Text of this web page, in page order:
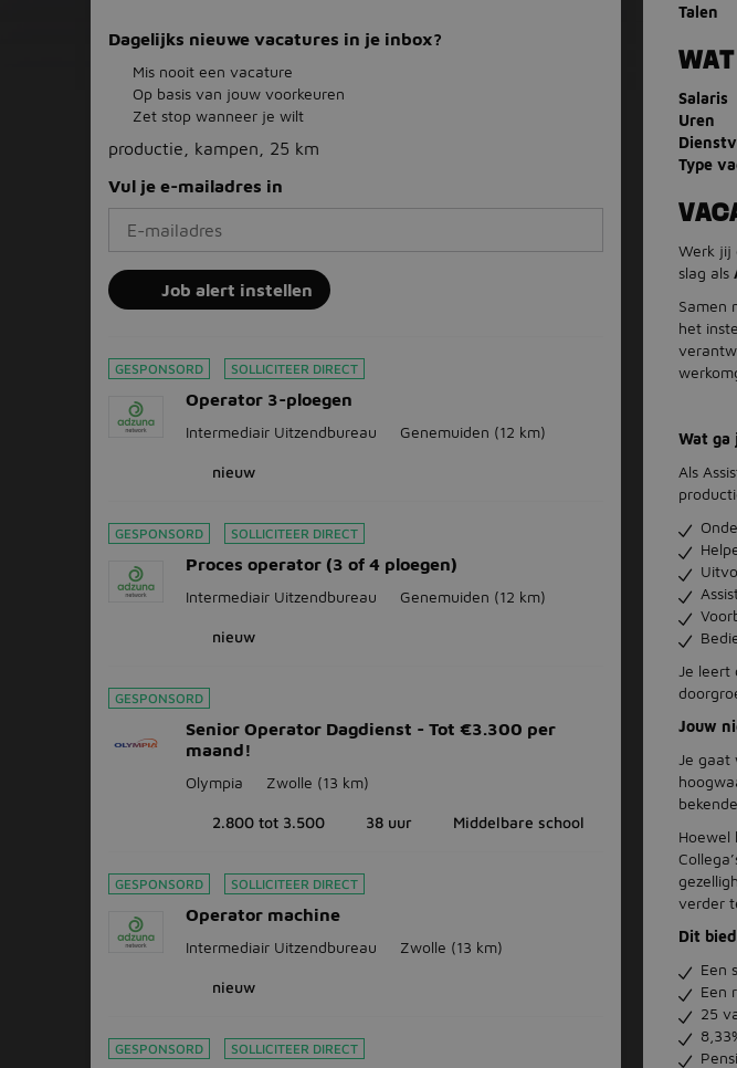
Dagelijks nieuwe vacatures in je inbox?
Mis nooit een vacature
Op basis van jouw voorkeuren
Zet stop wanneer je wilt
productie, kampen, 25 km
Vul je e-mailadres in
Job alert instellen
GESPONSORD SOLLICITEER DIRECT
Operator 3-ploegen
Intermediair Uitzendbureau Genemuiden (12 km)
nieuw
GESPONSORD SOLLICITEER DIRECT
Proces operator (3 of 4 ploegen)
Intermediair Uitzendbureau Genemuiden (12 km)
nieuw
GESPONSORD
Senior Operator Dagdienst - Tot €3.300 per
maand!
Olympia Zwolle (13 km)
2.800 tot 3.500 38 uur Middelbare school
GESPONSORD SOLLICITEER DIRECT
Operator machine
Intermediair Uitzendbureau Zwolle (13 km)
nieuw
GESPONSORD SOLLICITEER DIRECT
Talen
WAT
Salaris
Uren
Type
Werk jij
slag als
Samen
het
Wat ga
Als
Je
Jouw
Je
Hoewel
verder
Dit
Een
Een
25